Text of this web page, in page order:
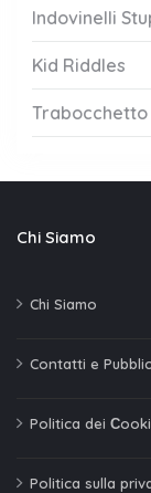
Indovinelli
Kid Riddles
Trabocchetto
Chi Siamo
Chi Siamo
Contatti e
Politica dei
Politica sulla